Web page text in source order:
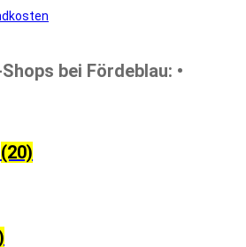
bei Fördeblau: •
(20)